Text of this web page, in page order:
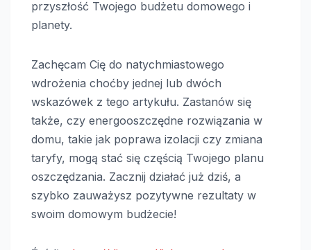
przyszłość Twojego budżetu domowego i
planety.
Zachęcam Cię do natychmiastowego
wdrożenia choćby jednej lub dwóch
wskazówek z tego artykułu. Zastanów się
także, czy energooszczędne rozwiązania w
domu, takie jak poprawa izolacji czy zmiana
taryfy, mogą stać się częścią Twojego planu
oszczędzania. Zacznij działać już dziś, a
szybko zauważysz pozytywne rezultaty w
swoim domowym budżecie!